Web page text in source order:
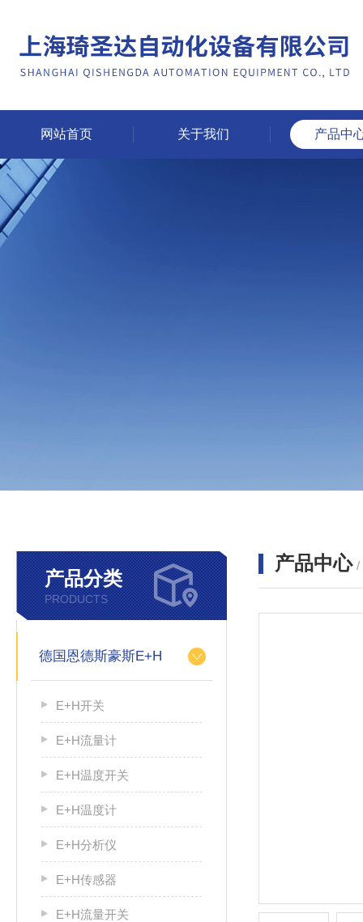
网站首页 关于我们 产品中
产品分类
PRODUCTS
德国恩德斯豪斯E+H
E+H开关
E+H流量计
E+H温度开关
E+H温度计
E+H分析仪
E+H传感器
E+H流量开关
产品中心 /